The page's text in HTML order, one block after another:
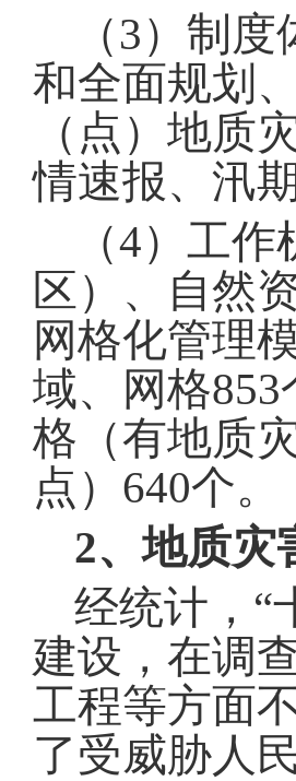
（3）制度
和全面规划
（点）地质
情速报、汛
（4）工作
区）、自然
网格化管理
域、网格853
格（有地质
点） 640个。
2、地质灾
经统计， “
建设，在调
工程等方面
了受威胁人